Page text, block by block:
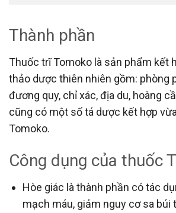
Thành phần
Thuốc trĩ Tomoko là sản phẩm kết
thảo dược thiên nhiên gồm: phòng
đương quy, chỉ xác, địa du, hoàng
cũng có một số tá dược kết hợp
Tomoko.
Công dụng của thuốc
Hòe giác là thành phần có tác
mạch máu, giảm nguy cơ sa búi